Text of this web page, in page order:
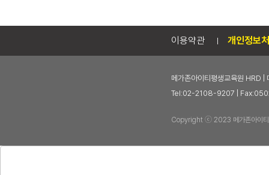
이용약관 개인정보
메가존아이티평생교육원 HRD
Tel:02-2108-9207 |
Copyright ⓒ 2023 메가존아이